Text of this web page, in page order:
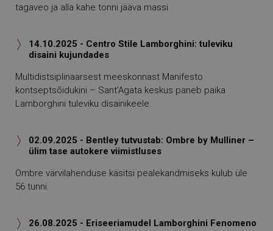
tagaveo ja alla kahe tonni jääva massi

14.10.2025 - Centro Stile Lamborghini: tuleviku
disaini kujundades
Multidistsiplinaarsest meeskonnast Manifesto
kontseptsõidukini – Sant’Agata keskus paneb paika
Lamborghini tuleviku disainikeele.

02.09.2025 - Bentley tutvustab: Ombre by Mulliner –
ülim tase autokere viimistluses
Ombre värvilahenduse käsitsi pealekandmiseks kulub üle
56 tunni.

26.08.2025 - Eriseeriamudel Lamborghini Fenomeno